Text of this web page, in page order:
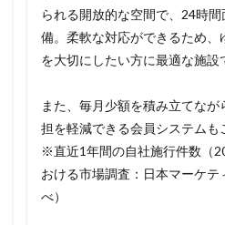
られる開放的な空間で、24時
備。柔軟な対応ができるため、
を大切にしたい方に最適な施設
また、毎月少額を積み立てな
担を軽減できる会員システムも
※直近1年間の自社施行件数（
おける市場調査：日本マーケテ
べ）